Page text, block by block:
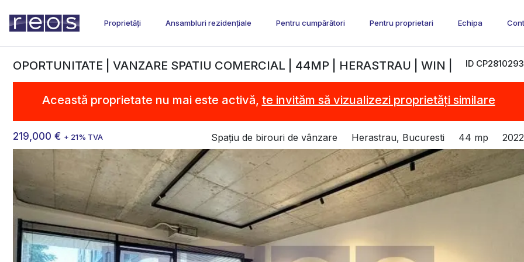
Proprietăți Ansambluri rezidențiale Pentru cumpărători Pentru proprietari Echipa
ID CP2810293
OPORTUNITATE | VANZARE SPATIU COMERCIAL | 44MP | HERASTRAU | WIN |
Această proprietate nu mai este activă, te invităm să vizualizezi proprietăți similare
219,000 € + 21% TVA Spațiu de birouri de vânzare Herastrau, Bucuresti 44 mp 2022